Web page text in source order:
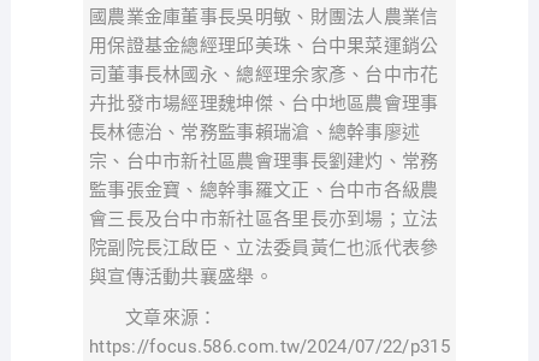
國農業金庫董事長吳明敏、財團法人農業信
用保證基金總經理邱美珠、台中果菜運銷公
司董事長林國永、總經理余家彥、台中市花
卉批發市場經理魏坤傑、台中地區農會理事
長林德治、常務監事賴瑞滄、總幹事廖述
宗、台中市新社區農會理事長劉建灼、常務
監事張金寶、總幹事羅文正、台中市各級農
會三長及台中市新社區各里長亦到場；立法
院副院長江啟臣、立法委員黃仁也派代表參
與宣傳活動共襄盛舉。
文章來源：
https://focus.586.com.tw/2024/07/22/p315